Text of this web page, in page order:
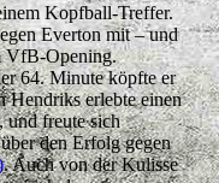
Kopfball-Treffer.
Everton mit – und
VfB-Opening.
64. Minute köpfte er
Hendriks erlebte einen
und freute sich
den Erfolg gegen
. Auch von der Kulisse